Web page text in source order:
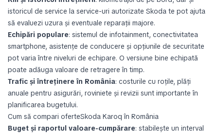
istoricul de service la service-uri autorizate Skoda te pot ajuta
să evaluezi uzura și eventuale reparații majore.
Echipări populare: sistemul de infotainment, conectivitatea
smartphone, asistențe de conducere și opțiunile de securitate
pot varia între niveluri de echipare. O versiune bine echipată
poate adăuga valoare de retragere în timp.
Trafic și întreținere în România: costurile cu roțile, plăți
anuale pentru asigurări, roviniete și revizii sunt importante în
planificarea bugetului.
Cum să compari oferteSkoda Karoq în România
Buget și raportul valoare-cumpărare: stabilește un interval